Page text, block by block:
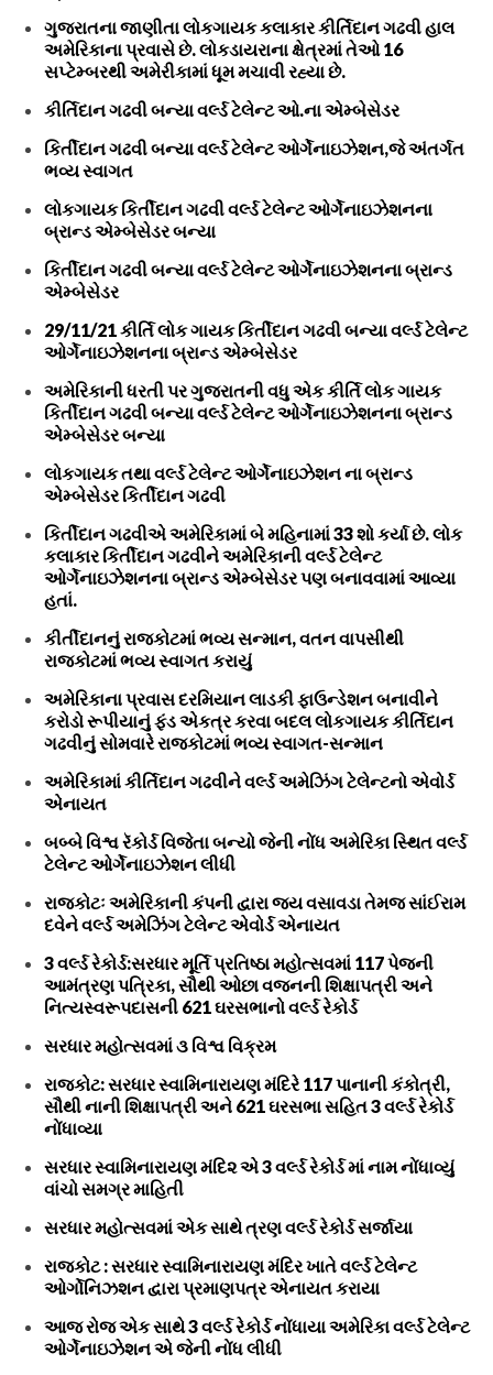
ગુજરાતના જાણીતા લોકગાયક કલાકાર કીર્તિદાન ગઢવી હાલ
અમેરિકાના પ્રવાસે છે. લોકડાયરાના ક્ષેત્રમાં તેઓ 16
સપ્ટેમ્બરથી અમેરીકામાં ધૂમ મચાવી રહ્યા છે.
કીર્તિદાન ગઢવી બન્યા વર્લ્ડ ટેલેન્ટ ઓ.ના એમ્બેસેડર
કિર્તીદાન ગઢવી બન્યા વર્લ્ડ ટેલેન્ટ ઓર્ગેનાઇઝેશન,જે અંતર્ગત
ભવ્ય સ્વાગત
લોકગાયક કિર્તીદાન ગઢવી વર્લ્ડ ટેલેન્ટ ઓર્ગેનાઇઝેશનના
બ્રાન્ડ એમ્બેસેડર બન્યા
કિર્તીદાન ગઢવી બન્યા વર્લ્ડ ટેલેન્ટ ઓર્ગેનાઇઝેશનના બ્રાન્ડ
એમ્બેસેડર
29/11/21 કીર્તિ લોક ગાયક કિર્તીદાન ગઢવી બન્યા વર્લ્ડ ટેલેન્ટ
ઓર્ગેનાઇઝેશનના બ્રાન્ડ એમ્બેસેડર
અમેરિકાની ધરતી પર ગુજરાતની વધુ એક કીર્તિ લોક ગાયક
કિર્તીદાન ગઢવી બન્યા વર્લ્ડ ટેલેન્ટ ઓર્ગેનાઇઝેશનના બ્રાન્ડ
એમ્બેસેડર બન્યા
લોકગાયક તથા વર્લ્ડ ટેલેન્ટ ઓર્ગેનાઇઝેશન ના બ્રાન્ડ
એમ્બેસેડર કિર્તીદાન ગઢવી
કિર્તીદાન ગઢવીએ અમેરિકામાં બે મહિનામાં 33 શો કર્યા છે. લોક
કલાકાર કિર્તીદાન ગઢવીને અમેરિકાની વર્લ્ડ ટેલેન્ટ
ઓર્ગેનાઇઝેશનના બ્રાન્ડ એમ્બેસેડર પણ બનાવવામાં આવ્યા
હતાં.
કીર્તીદાનનું રાજકોટમાં ભવ્ય સન્માન, વતન વાપસીથી
રાજકોટમાં ભવ્ય સ્વાગત કરાયું
અમેરિકાના પ્રવાસ દરમિયાન લાડકી ફાઉન્ડેશન બનાવીને
કરોડો રૂપીયાનું ફંડ એકત્ર કરવા બદલ લોકગાયક કીર્તિદાન
ગઢવીનું સોમવારે રાજકોટમાં ભવ્ય સ્વાગત-સન્માન
અમેરિકામાં કીર્તિદાન ગઢવીને વર્લ્ડ અમેઝિંગ ટેલેન્ટનો એવોર્ડ
એનાયત
બબ્બે વિશ્વ રૅકોર્ડ વિજેતા બન્યો જેની નોંધ અમેરિકા સ્થિત વર્લ્ડ
ટેલેન્ટ ઓર્ગેનાઇઝેશન લીધી
રાજકોટઃ અમેરિકાની કંપની દ્વારા જય વસાવડા તેમજ સાંઈરામ
દવેને વર્લ્ડ અમેઝિંગ ટેલેન્ટ એવોર્ડ એનાયત
3 વર્લ્ડ રેકોર્ડ:સરધાર મૂર્તિ પ્રતિષ્ઠા મહોત્સવમાં 117 પેજની
આમંત્રણ પત્રિકા, સૌથી ઓછા વજનની શિક્ષાપત્રી અને
નિત્યસ્વરૂપદાસની 621 ઘરસભાનો વર્લ્ડ રેકોર્ડ
સરધાર મહોત્સવમાં ૩ વિશ્વ વિક્રમ
રાજકોટ: સરધાર સ્વામિનારાયણ મંદિરે 117 પાનાની કંકોત્રી,
સૌથી નાની શિક્ષાપત્રી અને 621 ઘરસભા સહિત 3 વર્લ્ડ રેકોર્ડ
નોંધાવ્યા
સરધાર સ્વામિનારાયણ મંદિ૨ એ 3 વર્લ્ડ રેકોર્ડ માં નામ નોંધાવ્યું
વાંચો સમગ્ર માહિતી
સરધાર મહોત્સવમાં એક સાથે ત્રણ વર્લ્ડ રેકોર્ડ સર્જાયા
રાજકોટ : સરધાર સ્વામિનારાયણ મંદિર ખાતે વર્લ્ડ ટેલેન્ટ
ઓર્ગોનિઝશન દ્વારા પ્રમાણપત્ર એનાયત કરાયા
આજ રોજ એક સાથે 3 વર્લ્ડ રેકોર્ડ નોંધાયા અમેરિકા વર્લ્ડ ટેલેન્ટ
ઓર્ગેનાઇઝેશન એ જેની નોંધ લીધી